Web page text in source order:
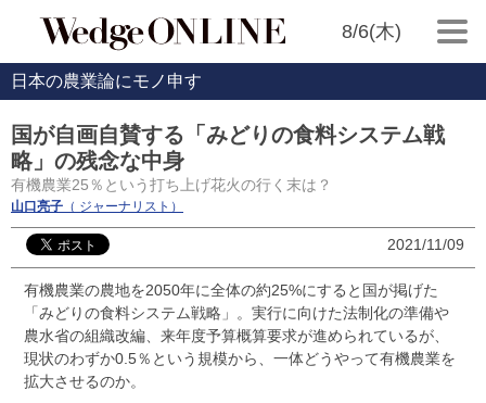
8/6(木)
日本の農業論にモノ申す
国が自画自賛する「みどりの食料システム戦
略」の残念な中身
有機農業25％という打ち上げ花火の行く末は？
山口亮子 （ ジャーナリスト）
2021/11/09
有機農業の農地を2050年に全体の約25%にすると国が掲げた
「みどりの食料システム戦略」。実行に向けた法制化の準備や
農水省の組織改編、来年度予算概算要求が進められているが、
現状のわずか0.5％という規模から、一体どうやって有機農業を
拡大させるのか。